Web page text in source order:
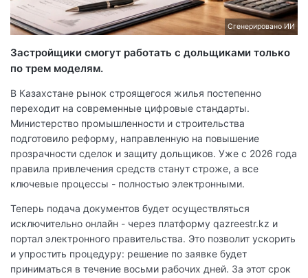
Сгенерировано ИИ
Застройщики смогут работать с дольщиками только
по трем моделям.
В Казахстане рынок строящегося жилья постепенно
переходит на современные цифровые стандарты.
Министерство промышленности и строительства
подготовило реформу, направленную на повышение
прозрачности сделок и защиту дольщиков. Уже с 2026 года
правила привлечения средств станут строже, а все
ключевые процессы - полностью электронными.
Теперь подача документов будет осуществляться
исключительно онлайн - через платформу qazreestr.kz и
портал электронного правительства. Это позволит ускорить
и упростить процедуру: решение по заявке будет
приниматься в течение восьми рабочих дней. За этот срок